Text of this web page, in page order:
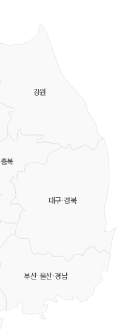
강원
충북
대구·경북
부산·울산·경남